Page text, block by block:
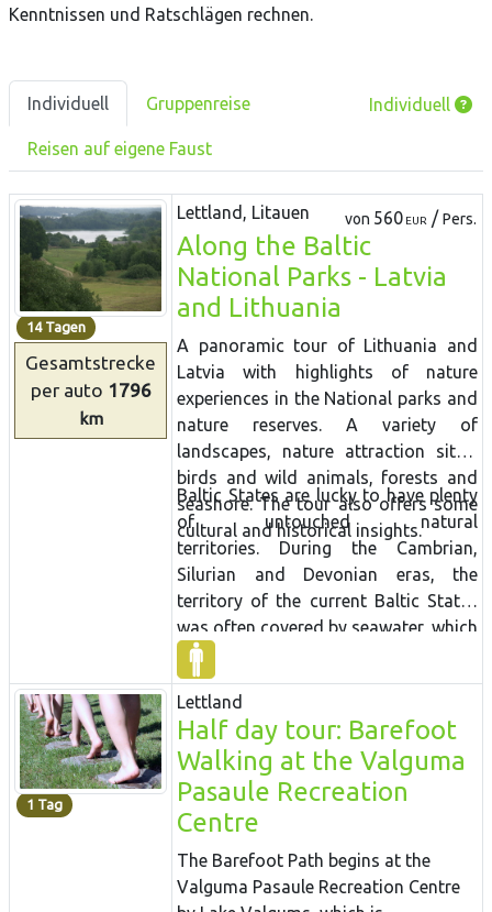
Kenntnissen und Ratschlägen rechnen.
Individuell Gruppenreise
Reisen auf eigene Faust
Individuell
14 Tagen
Gesamtstrecke
per auto 1796
km
Lettland, Litauen von 560 EUR / Pers.
Along the Baltic
National Parks - Latvia
and Lithuania
A panoramic tour of Lithuania and
Latvia with highlights of nature
experiences in the National parks and
nature reserves. A variety of
landscapes, nature attraction sites,
birds and wild animals, forests and
seashore. The tour also offers some
cultural and historical insights.
Baltic States are lucky to have plenty
of untouched natural
territories. During the Cambrian,
Silurian and Devonian eras, the
territory of the current Baltic States
was often covered by seawater, which
is why there are places where lots of
geological evidence can be found
about these periods in history. These
are manifested not just in fossils and
various geological objects, but also in
the unique landscape. For example,
The Gauja River basin is an
cliffs and caves. Other interesting
elements of the terrain relate to the
1 Tag
Lettland
Half day tour: Barefoot
Walking at the Valguma
Pasaule Recreation
Centre
The Barefoot Path begins at the
Valguma Pasaule Recreation Centre